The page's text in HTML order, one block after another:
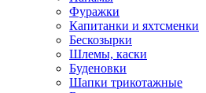
Фуражки
Капитанки и яхтсменки
Бескозырки
Шлемы, каски
Буденовки
Шапки трикотажные